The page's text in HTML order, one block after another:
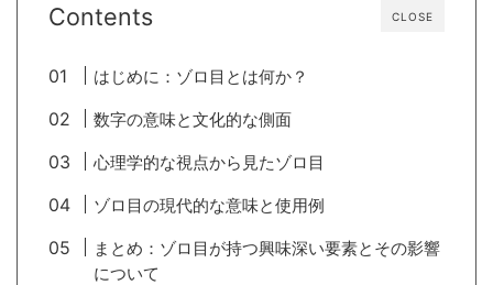
CLOSE
Contents
はじめに：ゾロ目とは何か？
数字の意味と文化的な側面
心理学的な視点から見たゾロ目
ゾロ目の現代的な意味と使用例
まとめ：ゾロ目が持つ興味深い要素とその影響
について